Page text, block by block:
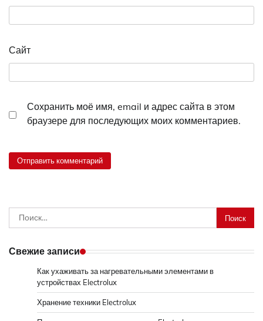
Сайт
Сохранить моё имя, email и адрес сайта в этом
браузере для последующих моих комментариев.
Найти:
Свежие записи
Как ухаживать за нагревательными элементами в
устройствах Electrolux
Хранение техники Electrolux